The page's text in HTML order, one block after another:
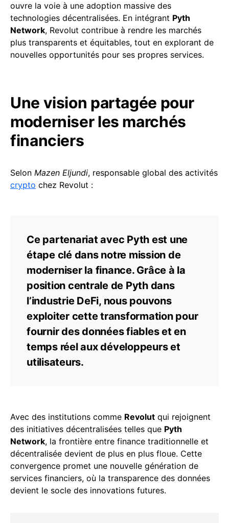
ouvre la voie à une adoption massive des
technologies décentralisées. En intégrant Pyth
Network, Revolut contribue à rendre les marchés
plus transparents et équitables, tout en explorant de
nouvelles opportunités pour ses propres services.
Une vision partagée pour
moderniser les marchés
financiers
Selon Mazen Eljundi, responsable global des activités
crypto chez Revolut :
Ce partenariat avec Pyth est une
étape clé dans notre mission de
moderniser la finance. Grâce à la
position centrale de Pyth dans
l’industrie DeFi, nous pouvons
exploiter cette transformation pour
fournir des données fiables et en
temps réel aux développeurs et
utilisateurs.
Avec des institutions comme Revolut qui rejoignent
des initiatives décentralisées telles que Pyth
Network, la frontière entre finance traditionnelle et
décentralisée devient de plus en plus floue. Cette
convergence promet une nouvelle génération de
services financiers, où la transparence des données
devient le socle des innovations futures.